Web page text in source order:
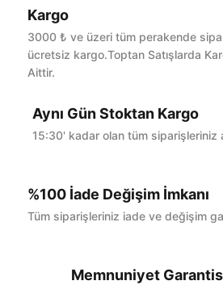
Bu ürüne ilk yorumu siz
Kargo
3000 ₺ ve üzeri tüm perakende
ücretsiz kargo.Toptan Satışlarda
Aittir.
Aynı Gün Stoktan Kargo
15:30' kadar olan tüm siparişleriniz
%100 İade Değişim İmkanı
Tüm siparişleriniz iade ve değişim
Memnuniyet